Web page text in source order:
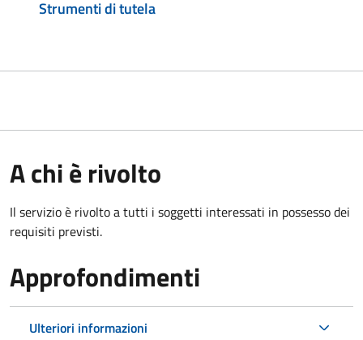
Strumenti di tutela
A chi è rivolto
Il servizio è rivolto a tutti i soggetti interessati in possesso dei
requisiti previsti.
Approfondimenti
Ulteriori informazioni